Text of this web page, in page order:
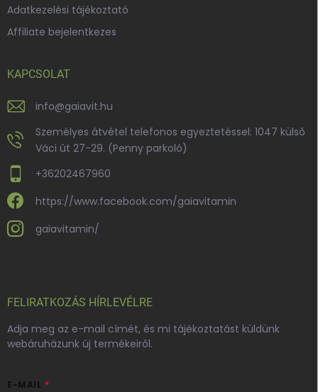
Adatkezelési tájékoztató
Affiliate bejelentkezes
KAPCSOLAT
info@gaiavit.hu
Személyes átvétel telefonos egyeztetéssel: 1047 külső
Váci út 27-29. (Penny parkoló)
+36202467960
https://www.facebook.com/gaiavitamin
gaiavitamin/
FELIRATKOZÁS HÍRLEVÉLRE
Adja meg az e-mail címét, és mi tájékoztatást küldünk
webáruházunk új termékeiről.
E-MAIL